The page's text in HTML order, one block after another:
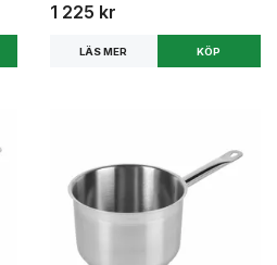
1 225 kr
LÄS MER